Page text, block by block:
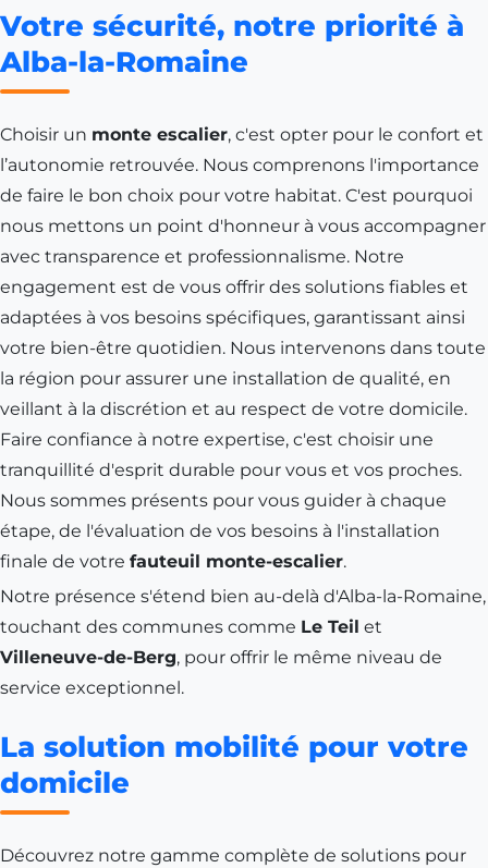
Votre sécurité, notre priorité à
Alba-la-Romaine
Choisir un monte escalier, c'est opter pour le confort et
l’autonomie retrouvée. Nous comprenons l'importance
de faire le bon choix pour votre habitat. C'est pourquoi
nous mettons un point d'honneur à vous accompagner
avec transparence et professionnalisme. Notre
engagement est de vous offrir des solutions fiables et
adaptées à vos besoins spécifiques, garantissant ainsi
votre bien-être quotidien. Nous intervenons dans toute
la région pour assurer une installation de qualité, en
veillant à la discrétion et au respect de votre domicile.
Faire confiance à notre expertise, c'est choisir une
tranquillité d'esprit durable pour vous et vos proches.
Nous sommes présents pour vous guider à chaque
étape, de l'évaluation de vos besoins à l'installation
finale de votre fauteuil monte-escalier.
Notre présence s'étend bien au-delà d'Alba-la-Romaine,
touchant des communes comme Le Teil et
Villeneuve-de-Berg, pour offrir le même niveau de
service exceptionnel.
La solution mobilité pour votre
domicile
Découvrez notre gamme complète de solutions pour